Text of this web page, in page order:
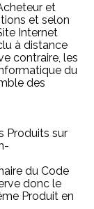
et
et selon
Internet
à distance
contraire, les
du
des
Produits sur
du Code
donc le
Produit en